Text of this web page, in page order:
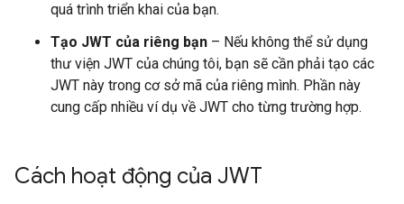
quá trình triển khai của bạn.
Tạo JWT của riêng bạn – Nếu không thể sử dụng
thư viện JWT của chúng tôi, bạn sẽ cần phải tạo các
JWT này trong cơ sở mã của riêng mình. Phần này
cung cấp nhiều ví dụ về JWT cho từng trường hợp.
Cách hoạt động của JWT